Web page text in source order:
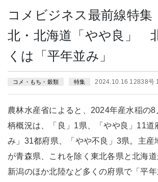
コメビジネス最前線特集
北・北海道「やや良」
くは「平年並み」
コメ・もち・穀類 特集 2024.10.16 12838号
農林水産省によると、2024年産水稲の
柄概況は、「良」1県、「やや良」11道
み」31都府県、「やや不良」3県。主産
が青森県、これを除く東北各県と北海道
新潟のほか北陸など多くの府県で「平